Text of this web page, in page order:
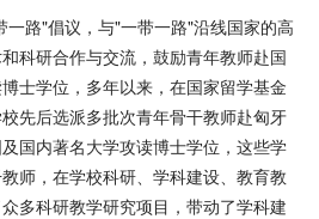
路"倡议，与"一带一路"沿线国家的高
科研合作与交流，鼓励青年教师赴国
士学位，多年以来，在国家留学基金
先后选派多批次青年骨干教师赴匈牙
国内著名大学攻读博士学位，这些学
师，在学校科研、学科建设、教育教
多科研教学研究项目，带动了学科建